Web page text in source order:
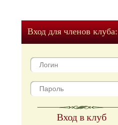
Вход для членов клуба:
Вход в клуб